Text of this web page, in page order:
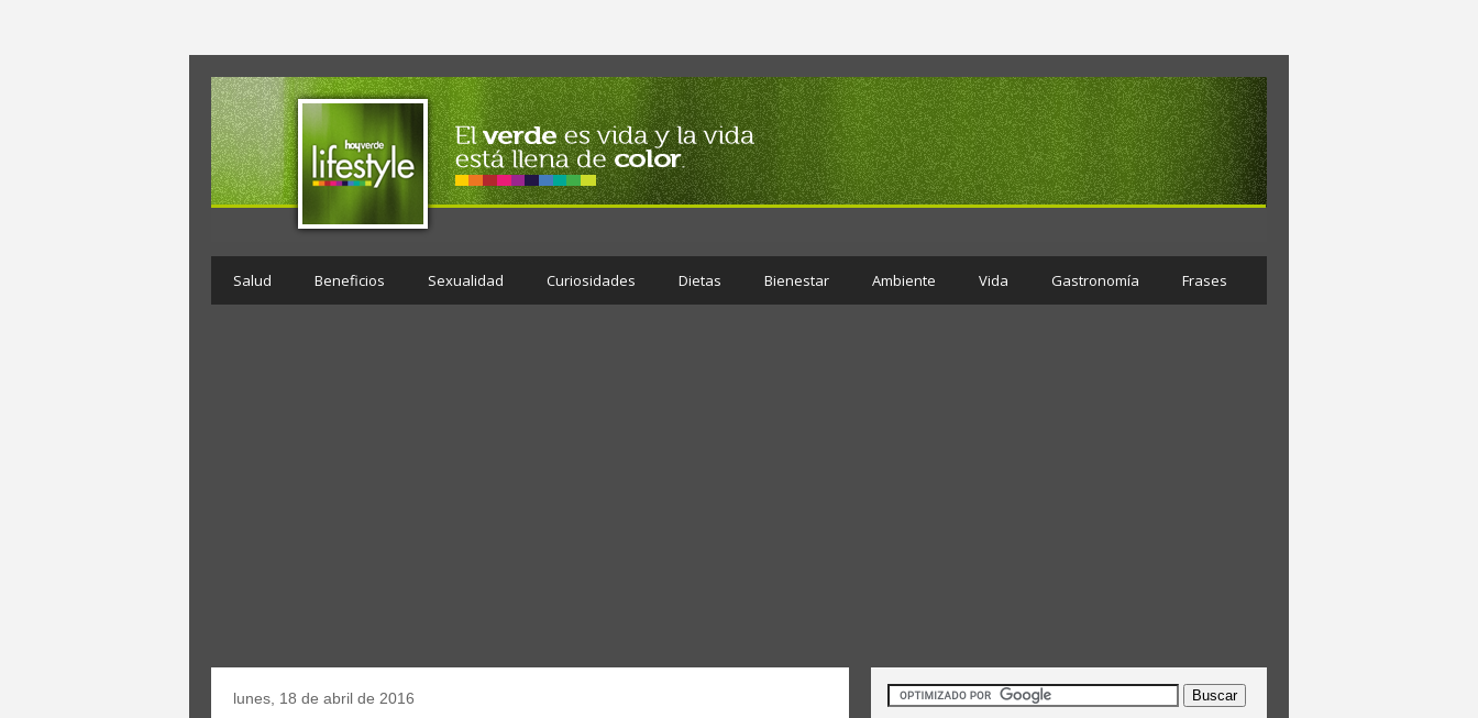
Salud Beneficios Sexualidad Curiosidades Dietas Bienestar Ambiente Vida Gastronomía Frases
lunes, 18 de abril de 2016